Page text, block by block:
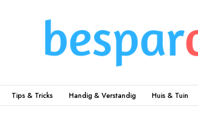
Tips & Tricks Handig & Verstandig Huis & Tuin